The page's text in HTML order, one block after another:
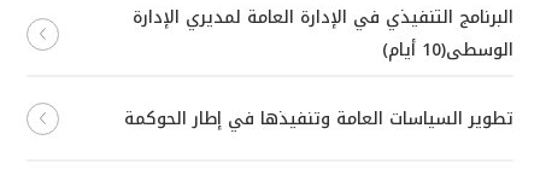
البرنامج التنفيذي في الإدارة العامة لمديري الإدارة
الوسطى(10 أيام)
تطوير السياسات العامة وتنفيذها في إطار الحوكمة